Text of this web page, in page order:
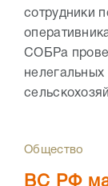
сотрудники
СОБРа
нелегальных
Общество
ВС РФ